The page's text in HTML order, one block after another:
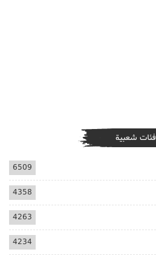
فئات شعبية
6509
4358
4263
4234